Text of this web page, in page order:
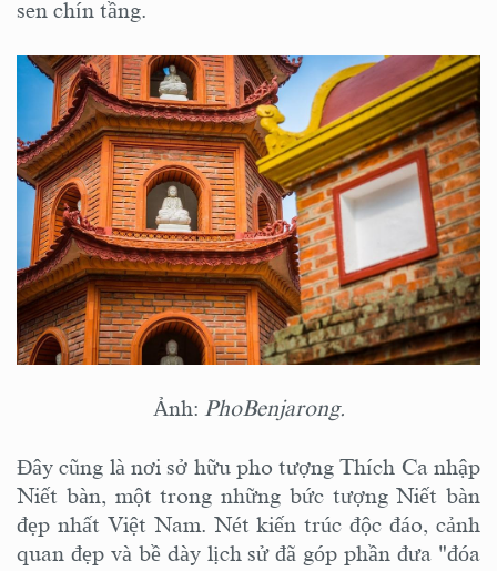
sen chín tầng.
Ảnh: PhoBenjarong.
Đây cũng là nơi sở hữu pho tượng Thích Ca nhập
Niết bàn, một trong những bức tượng Niết bàn
đẹp nhất Việt Nam. Nét kiến trúc độc đáo, cảnh
quan đẹp và bề dày lịch sử đã góp phần đưa "đóa